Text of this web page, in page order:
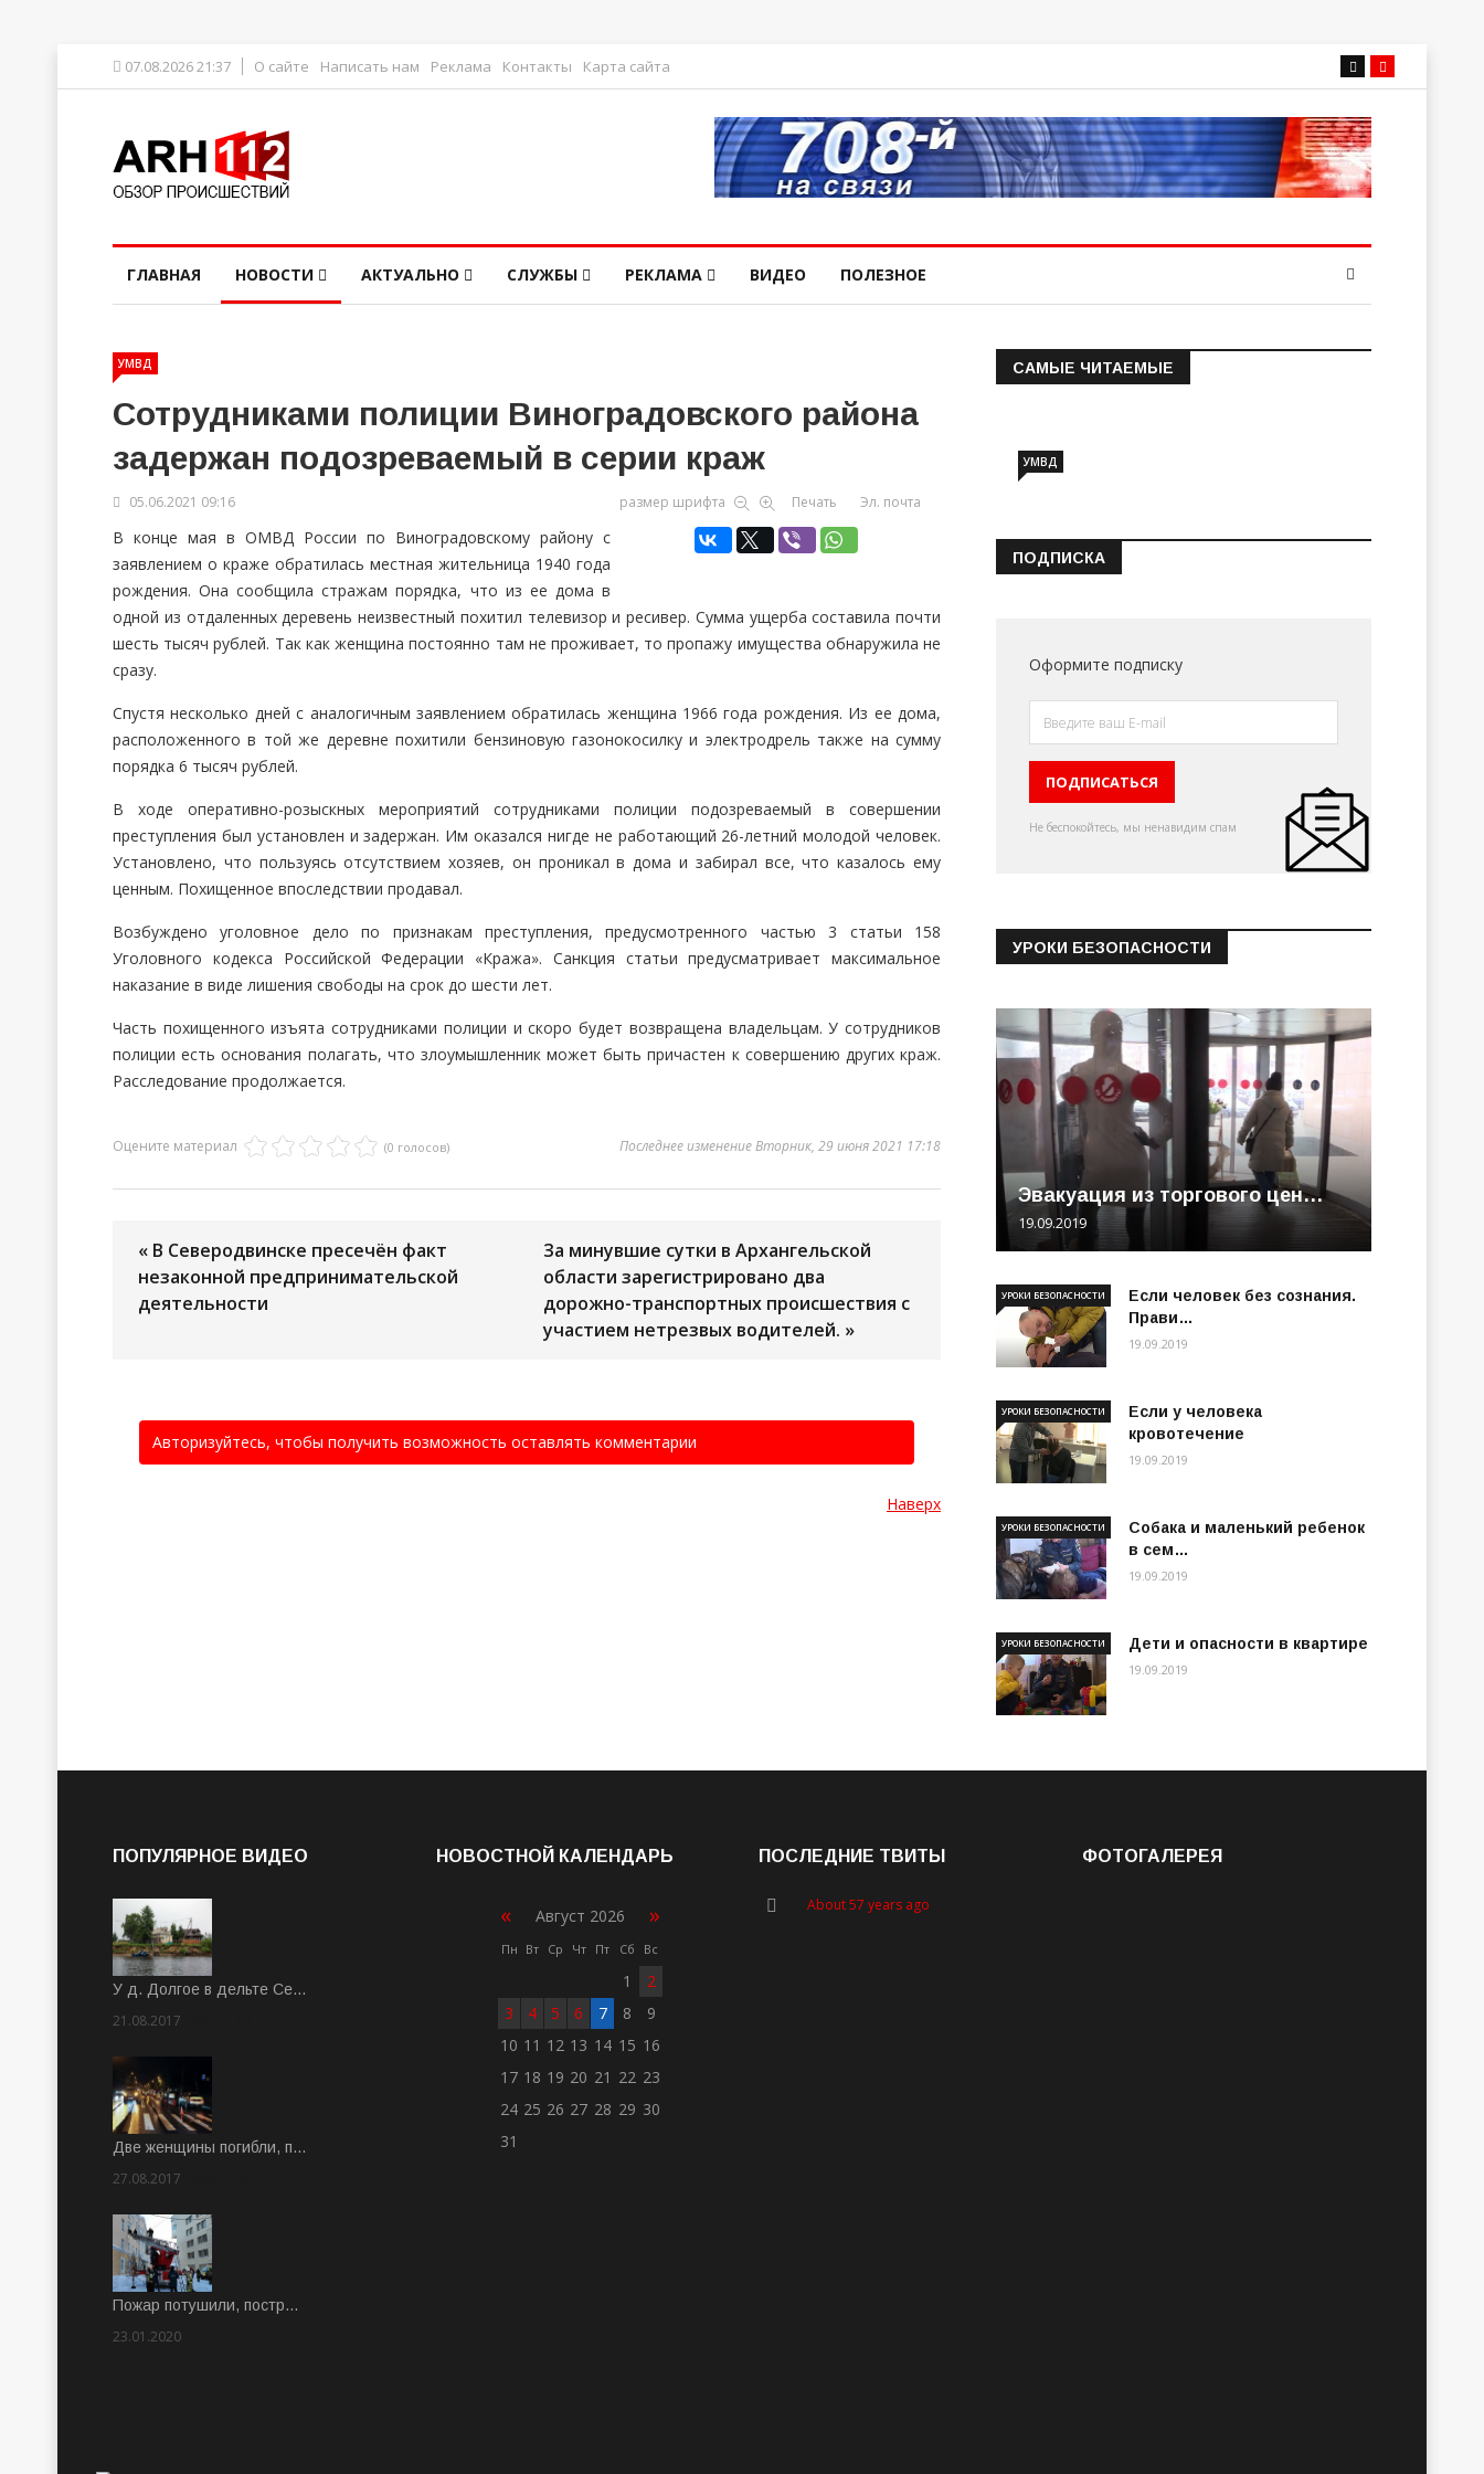
07.08.2026 21:37 О сайте Написать нам Реклама Контакты Карта сайта
ГЛАВНАЯ НОВОСТИ АКТУАЛЬНО СЛУЖБЫ РЕКЛАМА ВИДЕО ПОЛЕЗНОЕ
УМВД
Сотрудниками полиции Виноградовского района
задержан подозреваемый в серии краж
05.06.2021 09:16 размер шрифта Печать Эл. почта
В конце мая в ОМВД России по Виноградовскому району с
заявлением о краже обратилась местная жительница 1940 года
рождения. Она сообщила стражам порядка, что из ее дома в
одной из отдаленных деревень неизвестный похитил телевизор и ресивер. Сумма ущерба составила почти
шесть тысяч рублей. Так как женщина постоянно там не проживает, то пропажу имущества обнаружила не
сразу.
Спустя несколько дней с аналогичным заявлением обратилась женщина 1966 года рождения. Из ее дома,
расположенного в той же деревне похитили бензиновую газонокосилку и электродрель также на сумму
порядка 6 тысяч рублей.
В ходе оперативно-розыскных мероприятий сотрудниками полиции подозреваемый в совершении
преступления был установлен и задержан. Им оказался нигде не работающий 26-летний молодой человек.
Установлено, что пользуясь отсутствием хозяев, он проникал в дома и забирал все, что казалось ему
ценным. Похищенное впоследствии продавал.
Возбуждено уголовное дело по признакам преступления, предусмотренного частью 3 статьи 158
Уголовного кодекса Российской Федерации «Кража». Санкция статьи предусматривает максимальное
наказание в виде лишения свободы на срок до шести лет.
Часть похищенного изъята сотрудниками полиции и скоро будет возвращена владельцам. У сотрудников
полиции есть основания полагать, что злоумышленник может быть причастен к совершению других краж.
Расследование продолжается.
Оцените материал (0 голосов) Последнее изменение Вторник, 29 июня 2021 17:18
« В Северодвинске пресечён факт
незаконной предпринимательской
деятельности
За минувшие сутки в Архангельской
области зарегистрировано два
дорожно-транспортных происшествия с
участием нетрезвых водителей. »
Авторизуйтесь, чтобы получить возможность оставлять комментарии
Наверх
САМЫЕ ЧИТАЕМЫЕ
Информация о состоянии
УМВД
ПОДПИСКА
Оформите подписку
Не беспокойтесь, мы ненавидим спам
УРОКИ БЕЗОПАСНОСТИ
Эвакуация из торгового цен…
19.09.2019
Если человек без сознания.
Прави…
УРОКИ БЕЗОПАСНОСТИ
19.09.2019
Если у человека
кровотечение
УРОКИ БЕЗОПАСНОСТИ
19.09.2019
Собака и маленький ребенок
в сем…
УРОКИ БЕЗОПАСНОСТИ
19.09.2019
Дети и опасности в квартире
УРОКИ БЕЗОПАСНОСТИ
19.09.2019
ПОПУЛЯРНОЕ ВИДЕО
У д. Долгое в дельте Се…
21.08.2017
Две женщины погибли, п…
27.08.2017
Пожар потушили, постр…
23.01.2020
НОВОСТНОЙ КАЛЕНДАРЬ
« Август 2026 »
Пн Вт Ср Чт Пт Сб Вс
1
2
3
4 5 6 7 8
9
10 11 12 13 14 15 16
17 18 19 20 21 22 23
24 25 26 27 28 29 30
31
ПОСЛЕДНИЕ ТВИТЫ
About 57 years ago
ФОТОГАЛЕРЕЯ